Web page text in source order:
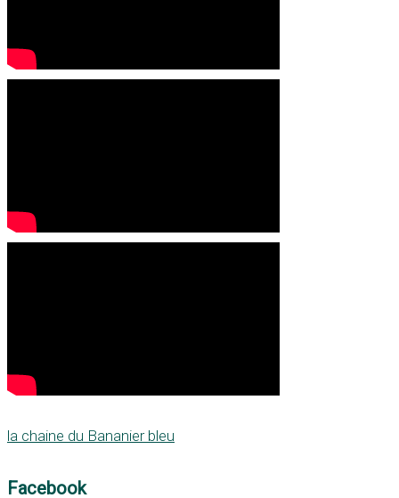
la chaine du Bananier bleu
Facebook